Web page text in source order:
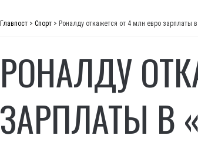
Главпост > Спорт > Роналду откажется от 4 млн евро зарплаты
РОНАЛДУ
ЗАРПЛАТЫ В